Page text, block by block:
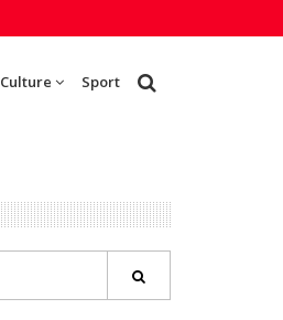
Culture Sport